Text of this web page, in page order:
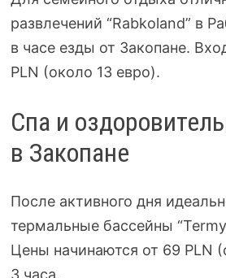
развлечений “Rabkoland” в
в часе езды от Закопане.
PLN (около 13 евро).
Спа и
в Закопане
После активного дня
термальные бассейны
Цены начинаются от 69 PLN
3 часа.